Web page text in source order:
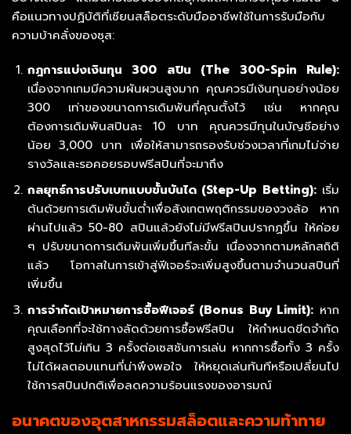
คือแนวทางปฏิบัติที่เซียนสล็อตระดับมืออาชีพใช้ในการรับมือกับ
ความบ้าคลั่งของซุส:
กฎการแบ่งเงินทุน 300 สปิน (The 300-Spin Rule):
เนื่องจากเกมมีความผันผวนสูงมาก คุณควรมีเงินทุนอย่างน้อย
300 เท่าของขนาดการเดิมพันที่คุณตั้งไว้ เช่น หากคุณ
ต้องการเดิมพันสปินละ 10 บาท คุณควรมีทุนในบัญชีอย่าง
น้อย 3,000 บาท เพื่อให้สามารถรองรับช่วงเวลาที่เกมไม่จ่าย
รางวัลและรอคอยรอบฟรีสปินที่จะมาถึง
กลยุทธ์การปรับเบทแบบขั้นบันได (Step-Up Betting):เริ่ม
ต้นด้วยการเดิมพันขั้นต่ำเพื่อสังเกตพฤติกรรมของวงล้อ หาก
ผ่านไปแล้ว 50-80 สปินแล้วยังไม่มีฟรีสปินปรากฏขึ้น ให้ค่อย
ๆ ปรับขนาดการเดิมพันเพิ่มขึ้นทีละขั้น เนื่องจากตามหลักสถิติ
แล้ว โอกาสในการเข้าสู่ฟีเจอร์จะเพิ่มสูงขึ้นตามจำนวนสปินที่
เพิ่มขึ้น
การจำกัดเป้าหมายการซื้อฟีเจอร์ (Bonus Buy Limit): หาก
คุณเลือกที่จะใช้ทางลัดด้วยการซื้อฟรีสปิน ให้กำหนดขีดจำกัด
สูงสุดไว้ไม่เกิน 3 ครั้งต่อเซสชันการเล่น หากการซื้อทั้ง 3 ครั้ง
ไม่ได้ผลตอบแทนที่น่าพึงพอใจ ให้หยุดเล่นทันทีหรือเปลี่ยนไป
ใช้การสปินปกติเพื่อลดความร้อนแรงของอารมณ์
อนาคตของอุตสาหกรรมสล็อตและความท้าทาย